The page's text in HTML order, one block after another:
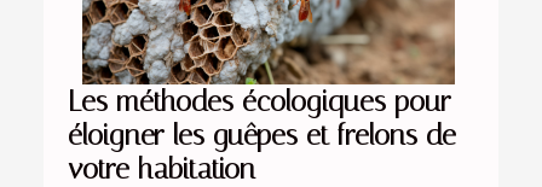
Les méthodes écologiques pour
éloigner les guêpes et frelons de
votre habitation